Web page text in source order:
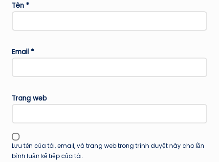
Tên *
Email *
Trang web
Lưu tên của tôi, email, và trang web trong trình duyệt này cho lần
bình luận kế tiếp của tôi.